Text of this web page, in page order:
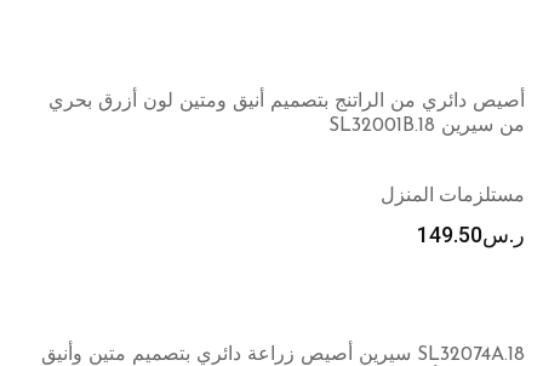
أصيص دائري من الراتنج بتصميم أنيق ومتين لون أزرق بحري
من سيرين SL32001B.18
مستلزمات المنزل
ر.س149.50
SL32074A.18 سيرين أصيص زراعة دائري بتصميم متين وأنيق